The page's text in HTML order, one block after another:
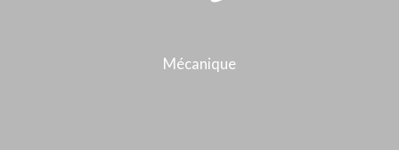
Mécanique